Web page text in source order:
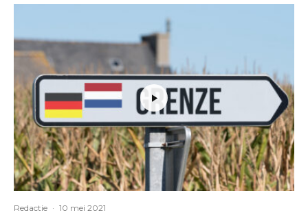
Redactie · 10 mei 2021